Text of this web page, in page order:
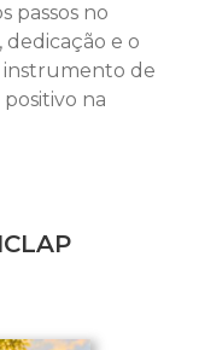
passos no
e o
instrumento de
na